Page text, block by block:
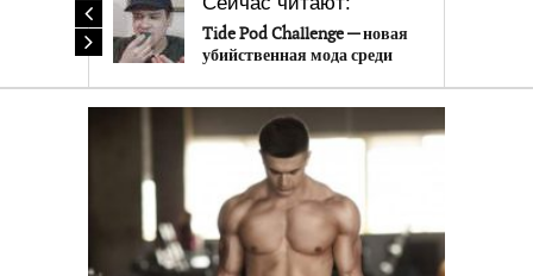
Tide Pod Challenge — новая
убийственная мода среди